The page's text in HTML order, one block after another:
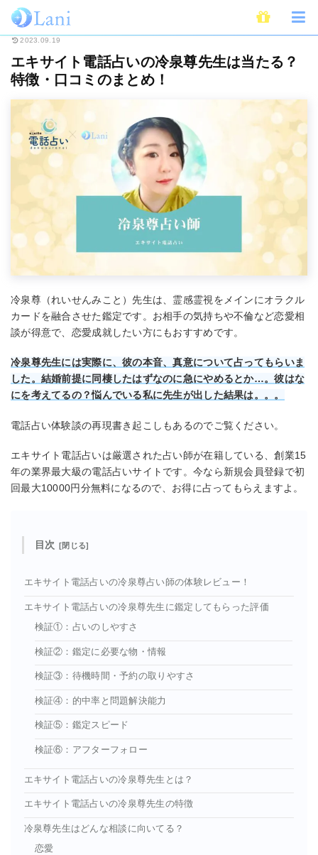
ホーム 電話占い エキサイト電話占いの冷泉尊先生
2023.09.19
エキサイト電話占いの冷泉尊先生は当たる？
特徴・口コミのまとめ！
冷泉尊（れいせんみこと）先生は、霊感霊視をメインにオラクル
カードを融合させた鑑定です。お相手の気持ちや不倫など恋愛相
談が得意で、恋愛成就したい方にもおすすめです。
冷泉尊先生には実際に、彼の本音、真意について占ってもらいま
した。結婚前提に同棲したはずなのに急にやめるとか…。彼はな
にを考えてるの？悩んでいる私に先生が出した結果は。。。
電話占い体験談の再現書き起こしもあるのでご覧ください。
エキサイト電話占いは厳選された占い師が在籍している、創業15
年の業界最大級の電話占いサイトです。今なら新規会員登録で初
回最大10000円分無料になるので、お得に占ってもらえますよ。
目次
エキサイト電話占いの冷泉尊占い師の体験レビュー！
エキサイト電話占いの冷泉尊先生に鑑定してもらった評価
検証①：占いのしやすさ
検証②：鑑定に必要な物・情報
検証③：待機時間・予約の取りやすさ
検証④：的中率と問題解決能力
検証⑤：鑑定スピード
検証⑥：アフターフォロー
エキサイト電話占いの冷泉尊先生とは？
エキサイト電話占いの冷泉尊先生の特徴
冷泉尊先生はどんな相談に向いてる？
恋愛